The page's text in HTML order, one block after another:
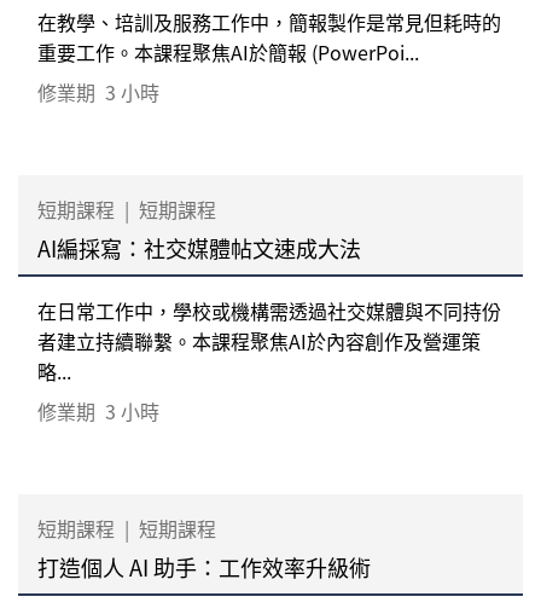
在教學、培訓及服務工作中，簡報製作是常見但耗時的
重要工作。本課程聚焦AI於簡報 (PowerPoi...
修業期 3 小時
短期課程 | 短期課程
AI編採寫：社交媒體帖文速成大法
在日常工作中，學校或機構需透過社交媒體與不同持份
者建立持續聯繫。本課程聚焦AI於內容創作及營運策
略...
修業期 3 小時
短期課程 | 短期課程
打造個人 AI 助手：工作效率升級術